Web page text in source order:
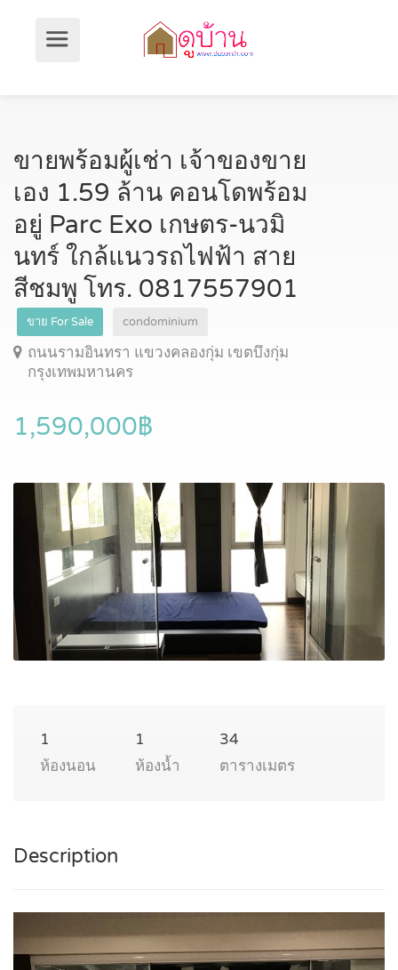
ขายพร้อมผู้เช่า เจ้าของขาย
เอง 1.59 ล้าน คอนโดพร้อม
อยู่ Parc Exo เกษตร-นวมิ
นทร์ ใกล้แนวรถไฟฟ้า สาย
สีชมพู โทร. 0817557901
ขาย For Sale condominium
ถนนรามอินทรา แขวงคลองกุ่ม เขตบึงกุ่ม
กรุงเทพมหานคร
1,590,000฿
1
ห้องนอน
1
ห้องน้ำ
34
ตารางเมตร
Description